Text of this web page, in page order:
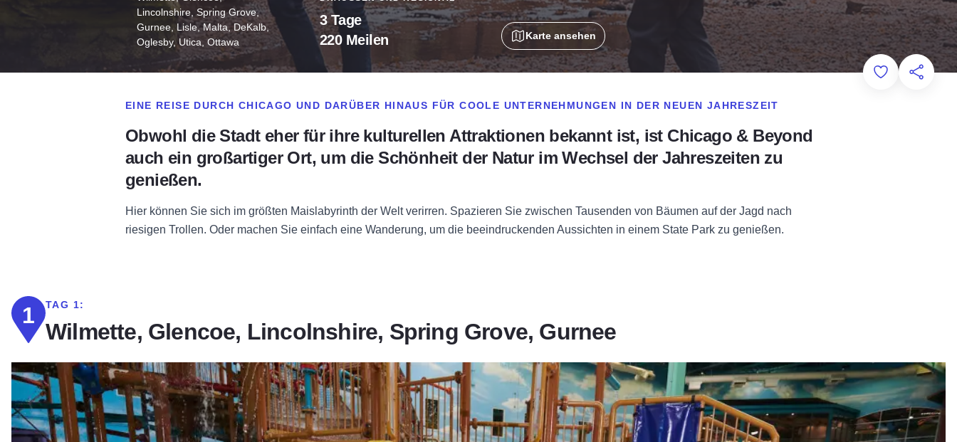
3 Tage
220 Meilen
Add toDiese
Lincolnshire, Spring Grove,
Gurnee, Lisle, Malta, DeKalb,
Oglesby, Utica, Ottawa
Karte ansehen
EINE REISE DURCH CHICAGO UND DARÜBER HINAUS FÜR COOLE UNTERNEHMUNGEN IN DER NEUEN JAHRESZEIT
Obwohl die Stadt eher für ihre kulturellen Attraktionen bekannt ist, ist Chicago & Beyond
auch ein großartiger Ort, um die Schönheit der Natur im Wechsel der Jahreszeiten zu
genießen.
Hier können Sie sich im größten Maislabyrinth der Welt verirren. Spazieren Sie zwischen Tausenden von Bäumen auf der Jagd nach
riesigen Trollen. Oder machen Sie einfach eine Wanderung, um die beeindruckenden Aussichten in einem State Park zu genießen.
1 TAG 1:
Wilmette, Glencoe, Lincolnshire, Spring Grove, Gurnee